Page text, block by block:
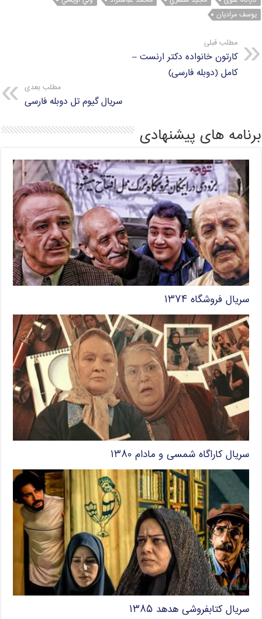
يوسف مراديان
مطلب قبلی
کارتون خانواده دکتر ارنست –
کامل (دوبله فارسی)
مطلب بعدی
سریال گیوم تل دوبله فارسی
برنامه های پیشنهادی
سریال فروشگاه ۱۳۷۴
سریال کاراگاه شمسی و مادام ۱۳۸۰
سریال کتابفروشی هدهد ۱۳۸۵